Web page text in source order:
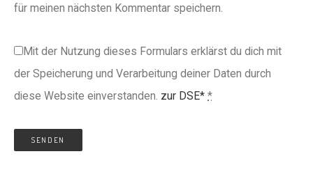
für meinen nächsten Kommentar speichern.
Mit der Nutzung dieses Formulars erklärst du dich mit
der Speicherung und Verarbeitung deiner Daten durch
diese Website einverstanden. zur DSE* *